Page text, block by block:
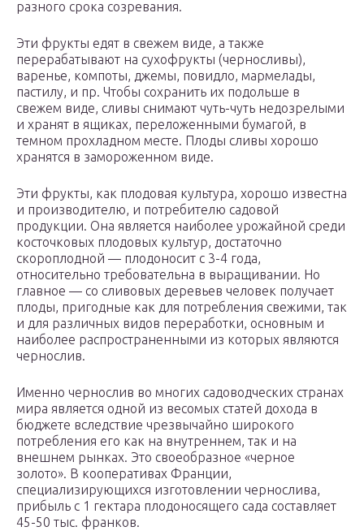
разного срока созревания.
Эти фрукты едят в свежем виде, а также
перерабатывают на сухофрукты (черносливы),
варенье, компоты, джемы, повидло, мармелады,
пастилу, и пр. Чтобы сохранить их подольше в
свежем виде, сливы снимают чуть-чуть недозрелыми
и хранят в ящиках, переложенными бумагой, в
темном прохладном месте. Плоды сливы хорошо
хранятся в замороженном виде.
Эти фрукты, как плодовая культура, хорошо известна
и производителю, и потребителю садовой
продукции. Она является наиболее урожайной среди
косточковых плодовых культур, достаточно
скороплодной — плодоносит с 3-4 года,
относительно требовательна в выращивании. Но
главное — со сливовых деревьев человек получает
плоды, пригодные как для потребления свежими, так
и для различных видов переработки, основным и
наиболее распространенными из которых являются
чернослив.
Именно чернослив во многих садоводческих странах
мира является одной из весомых статей дохода в
бюджете вследствие чрезвычайно широкого
потребления его как на внутреннем, так и на
внешнем рынках. Это своеобразное «черное
золото». В кооперативах Франции,
специализирующихся изготовлении чернослива,
прибыль с 1 гектара плодоносящего сада составляет
45-50 тыс. франков.